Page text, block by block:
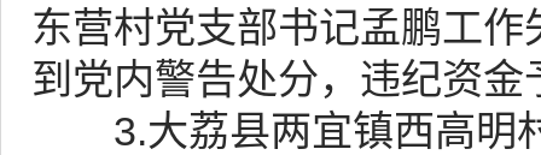
东营村党支部书记孟鹏工
到党内警告处分，违纪资金
3.大荔县两宜镇西高明